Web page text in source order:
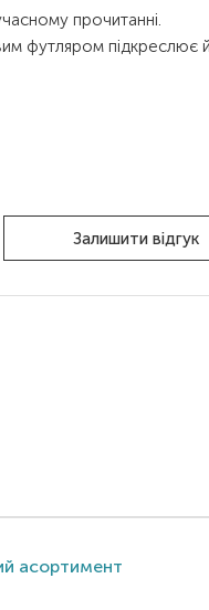
прочитанні.
футляром підкреслює
Залишити відгук
асортимент